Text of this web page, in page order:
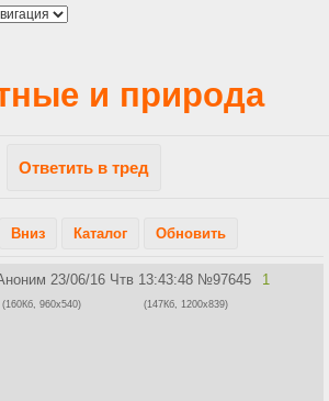
и природа
Ответить в тред
Вниз Каталог Обновить
23/06/16 Чтв 13:43:48 №97645 1
(160Кб, 960x540) (147Кб, 1200x839)